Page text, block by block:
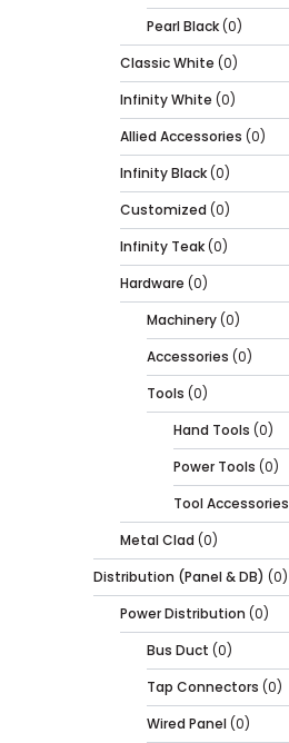
Pearl Black(0)
Classic White (0)
Infinity White (0)
Allied Accessories (0)
Infinity Black(0)
Customized (0)
Infinity Teak(0)
Hardware (0)
Machinery(0)
Accessories (0)
Tools (0)
Hand Tools (0)
Power Tools (0)
Tool Accessories
Metal Clad (0)
Distribution (Panel & DB) (0)
Power Distribution (0)
Bus Duct (0)
Tap Connectors (0)
Wired Panel(0)